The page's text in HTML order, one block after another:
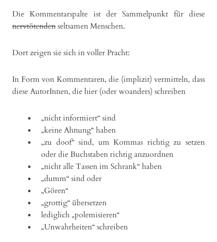
Die Kommentarspalte ist der Sammelpunkt für diese
nervtötendenseltsamen Menschen.
Dort zeigen sie sich in voller Pracht:
In Form von Kommentaren, die (implizit) vermitteln, dass
diese AutorInnen, die hier (oder woanders) schreiben
„nicht informiert“ sind
„keine Ahnung“ haben
„zu doof“ sind, um Kommas richtig zu setzen
oder die Buchstaben richtig anzuordnen
„nicht alle Tassen im Schrank“ haben
„dumm“ sind oder
„Gören“
„grottig“ übersetzen
lediglich „polemisieren“
„Unwahrheiten“ schreiben